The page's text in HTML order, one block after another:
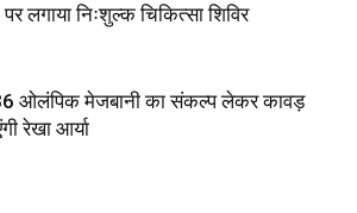
लगाया निःशुल्क चिकित्सा शिविर
ओलंपिक मेजबानी का संकल्प लेकर कावड़
रेखा आर्या